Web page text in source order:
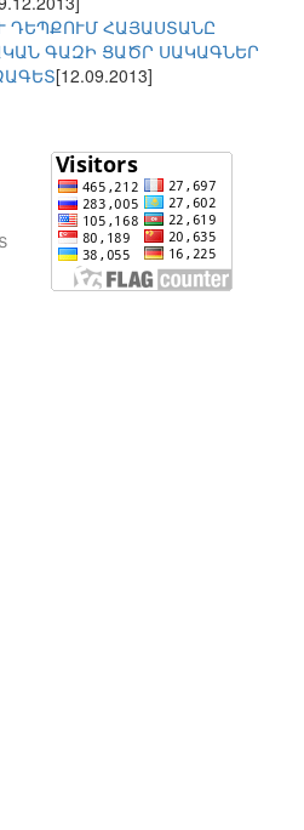
ԴԵՊՔՈՒՄ ՀԱՅԱՍՏԱՆԸ
ԳԱԶԻ ՑԱԾՐ ՍԱԿԱԳՆԵՐ
[12.09.2013]